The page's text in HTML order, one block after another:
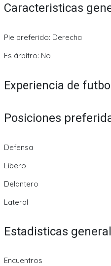
Caracteristicas
Pie preferido: Derecha
Es árbitro: No
Experiencia de
Posiciones
Defensa
Líbero
Delantero
Lateral
Estadisticas
Encuentros